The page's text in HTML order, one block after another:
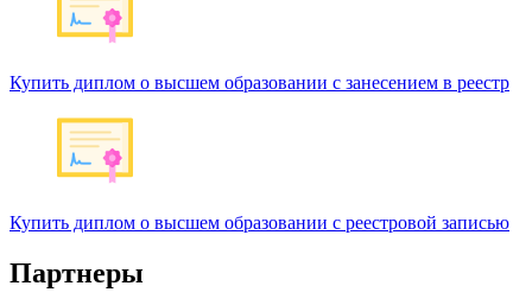
Купить диплом о высшем образовании с занесением в реестр
Купить диплом о высшем образовании с реестровой записью
Партнеры